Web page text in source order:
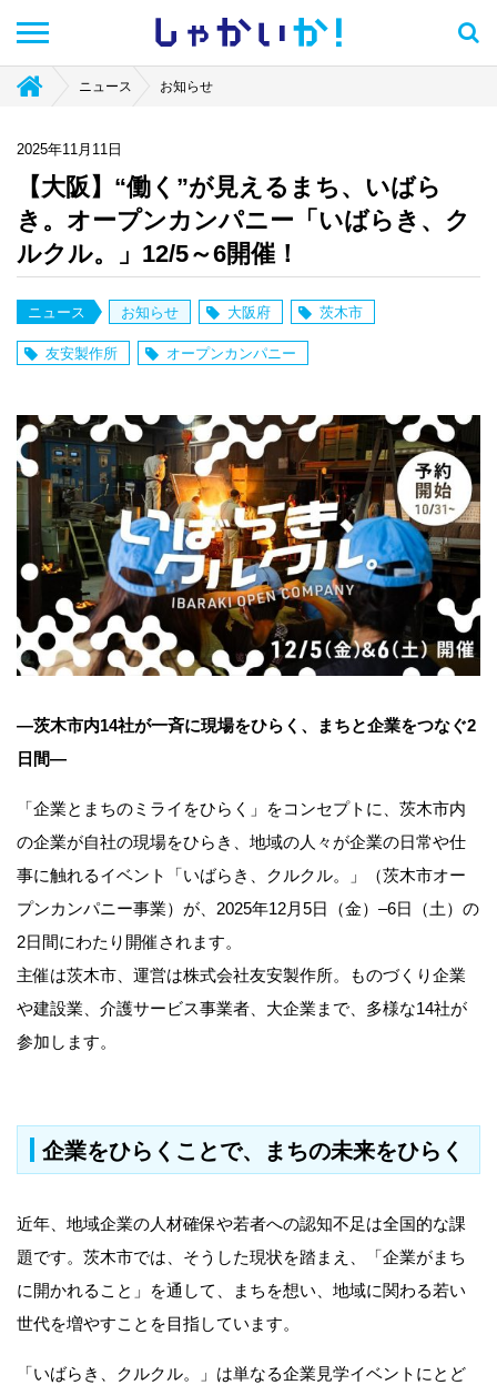
しゃかい か！
ニュース お知らせ
2025年11月11日
【大阪】“働く”が見えるまち、いばら
き。オープンカンパニー「いばらき、ク
ルクル。」12/5～6開催！
ニュース お知らせ 大阪府 茨木市
友安製作所 オープンカンパニー
―茨木市内14社が一斉に現場をひらく、まちと企業をつなぐ2
日間―
「企業とまちのミライをひらく」をコンセプトに、茨木市内
の企業が自社の現場をひらき、地域の人々が企業の日常や仕
事に触れるイベント「いばらき、クルクル。」（茨木市オー
プンカンパニー事業）が、2025年12月5日（金）–6日（土）の
2日間にわたり開催されます。
主催は茨木市、運営は株式会社友安製作所。ものづくり企業
や建設業、介護サービス事業者、大企業まで、多様な14社が
参加します。
企業をひらくことで、まちの未来をひらく
近年、地域企業の人材確保や若者への認知不足は全国的な課
題です。茨木市では、そうした現状を踏まえ、「企業がまち
に開かれること」を通して、まちを想い、地域に関わる若い
世代を増やすことを目指しています。
「いばらき、クルクル。」は単なる企業見学イベントにとど